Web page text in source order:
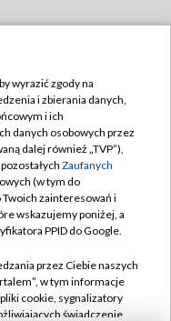
wyrazić zgody na
i zbierania danych,
i ich
danych osobowych przez
dalej również „TVP”),
Zaufanych
(w tym do
zainteresowań i
wskazujemy poniżej, a
PPID do Google.
przez Ciebie naszych
w tym informacje
cookie, sygnalizatory
świadczenie